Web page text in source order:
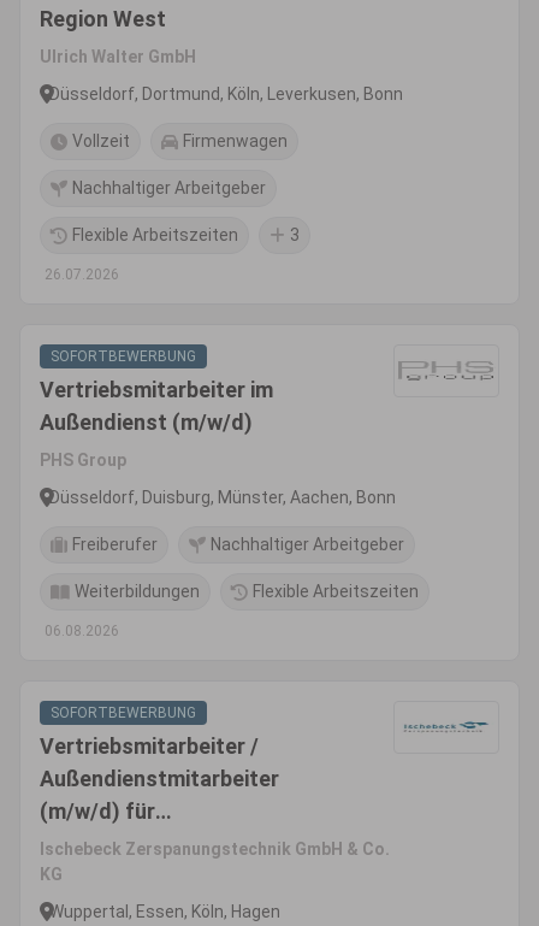
Region West
Ulrich Walter GmbH
Düsseldorf, Dortmund, Köln, Leverkusen, Bonn
Vollzeit Firmenwagen
Nachhaltiger Arbeitgeber
Flexible Arbeitszeiten 3
26.07.2026
SOFORTBEWERBUNG
Vertriebsmitarbeiter im
Außendienst (m/w/d)
PHS Group
Düsseldorf, Duisburg, Münster, Aachen, Bonn
Freiberufer Nachhaltiger Arbeitgeber
Weiterbildungen Flexible Arbeitszeiten
06.08.2026
SOFORTBEWERBUNG
Vertriebsmitarbeiter /
Außendienstmitarbeiter
(m/w/d) für
Zerspanungswerkzeuge
Ischebeck Zerspanungstechnik GmbH & Co.
KG
Wuppertal, Essen, Köln, Hagen